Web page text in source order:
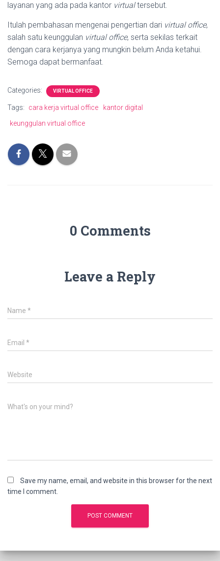
layanan yang ada pada kantor virtualtersebut.
Itulah pembahasan mengenai pengertian dari virtual office,
salah satu keunggulan virtual office, serta sekilas terkait
dengan cara kerjanya yang mungkin belum Anda ketahui.
Semoga dapat bermanfaat.
Categories: VIRTUAL OFFICE
Tags: cara kerja virtual office
kantor digital
keunggulan virtual office
0 Comments
Leave a Reply
Name *
Email *
Website
What's on your mind?
Save my name, email, and website in this browser for the next
time I comment.